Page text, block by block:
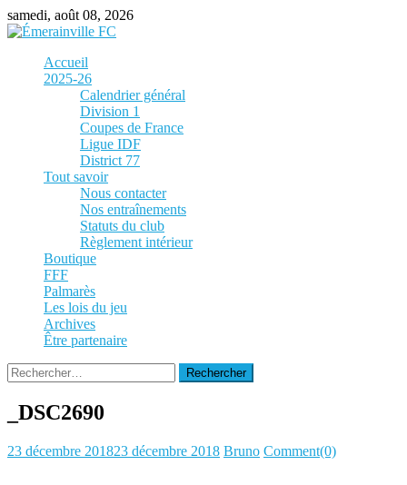
Skip
to
samedi, août 08, 2026
Accueil
2025-26
Calendrier général
Division 1
Coupes de France
Ligue IDF
District 77
Tout savoir
Nous contacter
Nos entraînements
Statuts du club
Règlement intérieur
Boutique
FFF
Palmarès
Les lois du jeu
Archives
Être partenaire
Rechercher :
_DSC2690
Posted
23 décembre 201823 décembre 2018 Author
Bruno Comment(0)